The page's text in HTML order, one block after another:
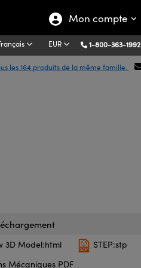
Mon compte
EUR 1-800-363-1992
les 164 produits de la même famille.
3D Model:html
STEP:stp
Mécaniques PDF